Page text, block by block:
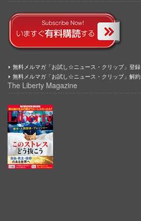
無料メルマガ「お試し☆ニュース・クリップ」登録
無料メルマガ「お試し☆ニュース・クリップ」解約
The Liberty Magazine